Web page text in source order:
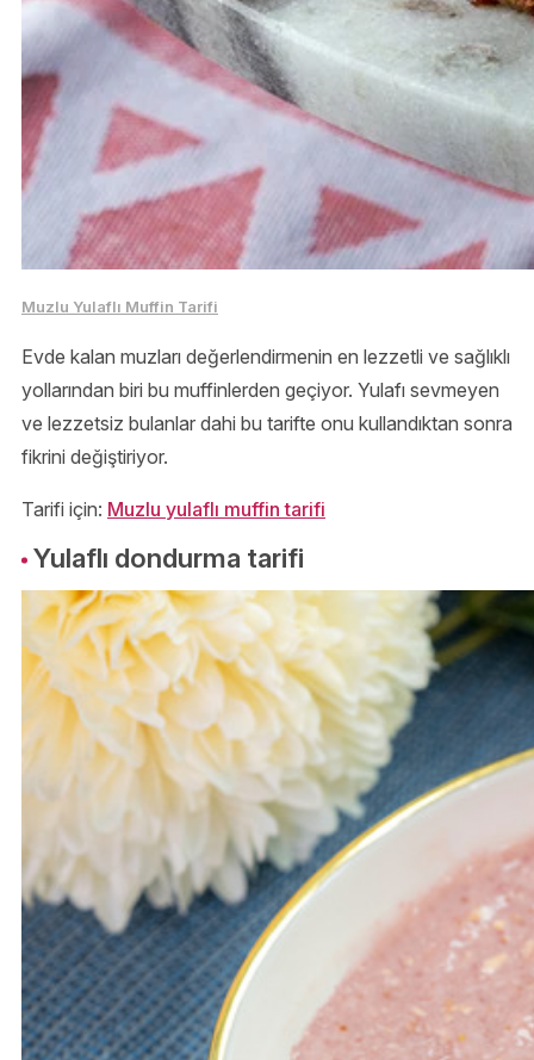
Muzlu Yulaflı Muffin Tarifi
Evde kalan muzları değerlendirmenin en lezzetli ve sağlıklı
yollarından biri bu muffinlerden geçiyor. Yulafı sevmeyen
ve lezzetsiz bulanlar dahi bu tarifte onu kullandıktan sonra
fikrini değiştiriyor.
Tarifi için: Muzlu yulaflı muffin tarifi
Yulaflı dondurma tarifi